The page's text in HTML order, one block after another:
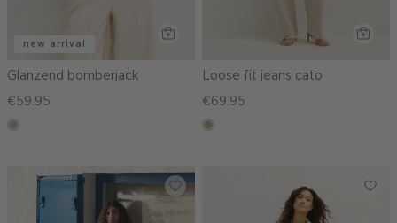
new arrival
Glanzend bomberjack
€59.95
lichtzand
Loose fit jeans cato
€69.95
zand